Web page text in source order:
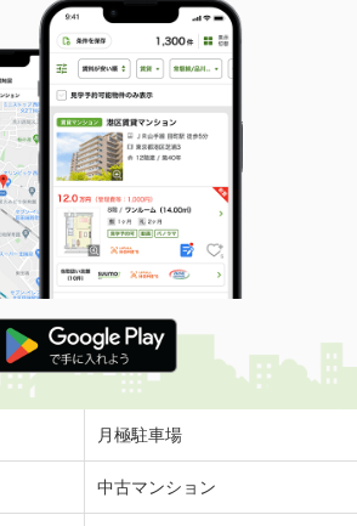
月極駐車場
中古マンション